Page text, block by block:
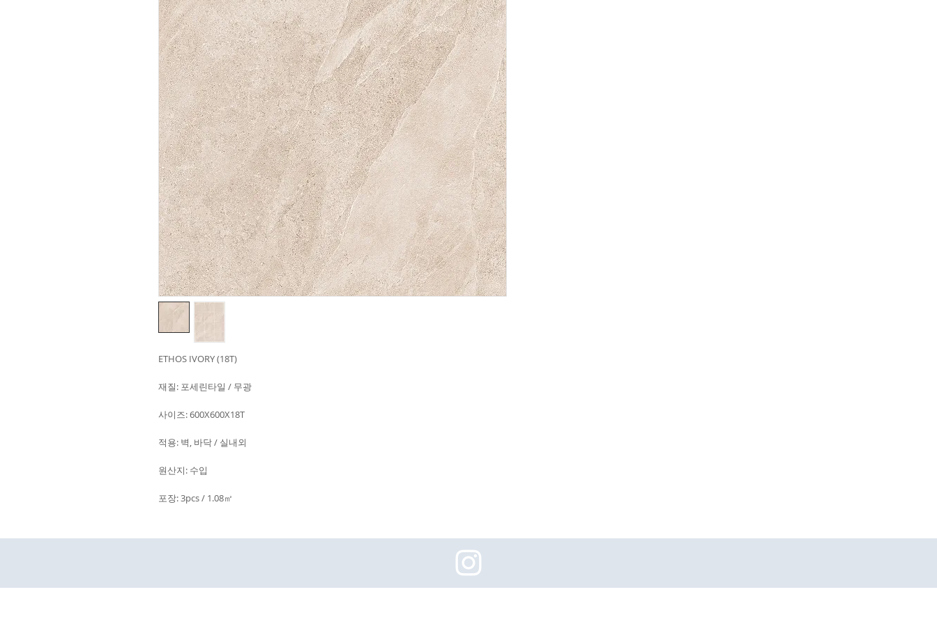
ETHOS IVORY (18T)
재질: 포세린타일 / 무광
사이즈: 600X600X18T
적용: 벽, 바닥 / 실내외
원산지: 수입
포장: 3pcs / 1.08㎡